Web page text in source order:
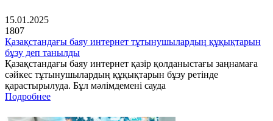
15.01.2025
1807
Қазақстандағы баяу интернет тұтынушылардың құқықтарын
бұзу деп танылды
Қазақстандағы баяу интернет қазір қолданыстағы заңнамаға
сәйкес тұтынушылардың құқықтарын бұзу ретінде
қарастырылуда. Бұл мәлімдемені сауда
Подробнее